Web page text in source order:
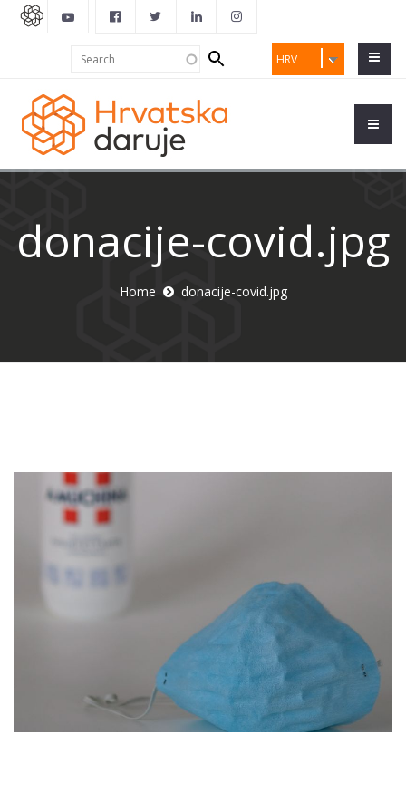
HRV
Search
form
donacije-covid.jpg
Home donacije-covid.jpg